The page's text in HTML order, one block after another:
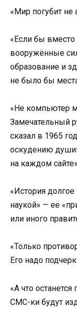
«Мир погубит не
«Если бы вместо
вооружённые
образование и
не было бы
«Не компьютер
Замечательный
сказал в 1965
оскудению
на каждом
«История
наукой» — ее
или иного
«Только
Его надо
«А что
СМС-ки будут